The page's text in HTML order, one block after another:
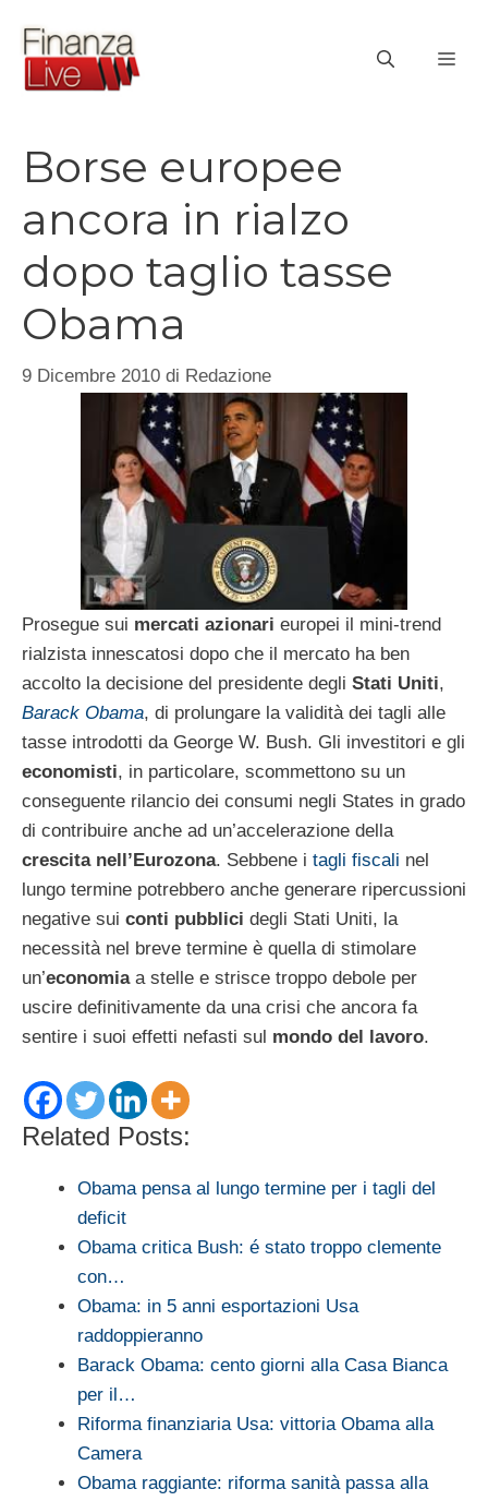
contenuto
Borse europee
ancora in rialzo
dopo taglio tasse
Obama
9 Dicembre 2010 di Redazione
Prosegue sui mercati azionari europei il mini-trend
rialzista innescatosi dopo che il mercato ha ben
accolto la decisione del presidente degli Stati Uniti,
Barack Obama, di prolungare la validità dei tagli alle
tasse introdotti da George W. Bush. Gli investitori e gli
economisti, in particolare, scommettono su un
conseguente rilancio dei consumi negli States in grado
di contribuire anche ad un’accelerazione della
crescita nell’Eurozona. Sebbene i tagli fiscali nel
lungo termine potrebbero anche generare ripercussioni
negative sui conti pubblici degli Stati Uniti, la
necessità nel breve termine è quella di stimolare
un’economiaa stelle e strisce troppo debole per
uscire definitivamente da una crisi che ancora fa
sentire i suoi effetti nefasti sul mondo del lavoro.
Related Posts:
Obama pensa al lungo termine per i tagli del
deficit
Obama critica Bush: é stato troppo clemente
con…
Obama: in 5 anni esportazioni Usa
raddoppieranno
Barack Obama: cento giorni alla Casa Bianca
per il…
Riforma finanziaria Usa: vittoria Obama alla
Camera
Obama raggiante: riforma sanità passa alla